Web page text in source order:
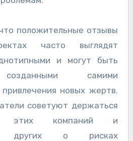
положительные отзывы
часто выглядят
и могут быть
самими
новых жертв.
советуют держаться
этих компаний и
других о рисках